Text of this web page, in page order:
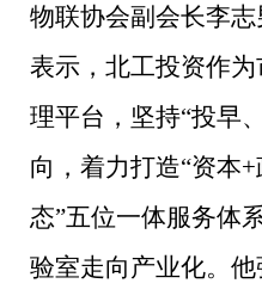
物联协会副会长李
表示，北工投资作
理平台，坚持“投早
向，着力打造“资本
态”五位一体服务体
验室走向产业化。